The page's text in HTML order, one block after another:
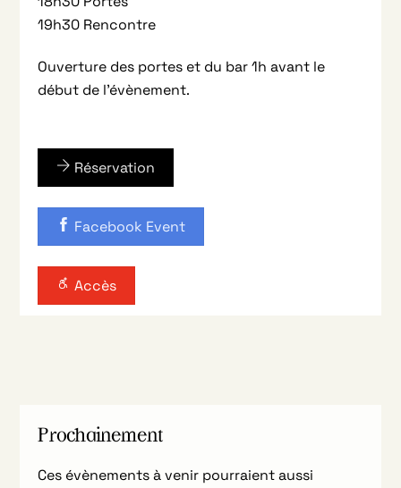
19h30 Rencontre
Ouverture des portes et du bar 1h avant le
début de l’évènement.
Réservation
Facebook Event
Accès
Prochainement
Ces évènements à venir pourraient aussi